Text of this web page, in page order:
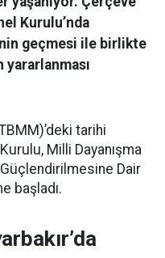
Kurulu’nda
geçmesi ile birlikte
yararlanması
tarihi
Milli Dayanışma
Dair
başladı.